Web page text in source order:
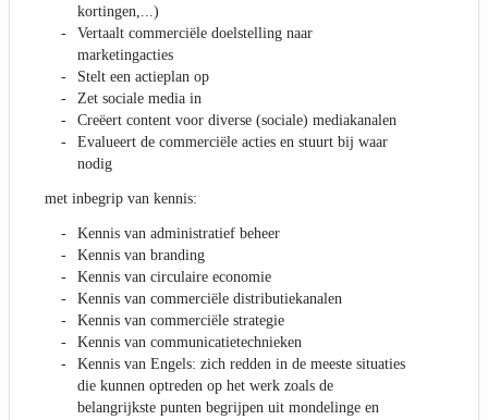
kortingen,...)
Vertaalt commerciële doelstelling naar
marketingacties
Stelt een actieplan op
Zet sociale media in
Creëert content voor diverse (sociale) mediakanalen
Evalueert de commerciële acties en stuurt bij waar
nodig
met inbegrip van kennis:
Kennis van administratief beheer
Kennis van branding
Kennis van circulaire economie
Kennis van commerciële distributiekanalen
Kennis van commerciële strategie
Kennis van communicatietechnieken
Kennis van Engels: zich redden in de meeste situaties
die kunnen optreden op het werk zoals de
belangrijkste punten begrijpen uit mondelinge en